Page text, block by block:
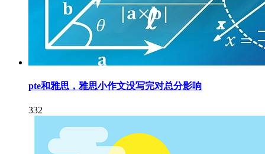
pte和雅思，雅思小作文没写完对总分影响
332